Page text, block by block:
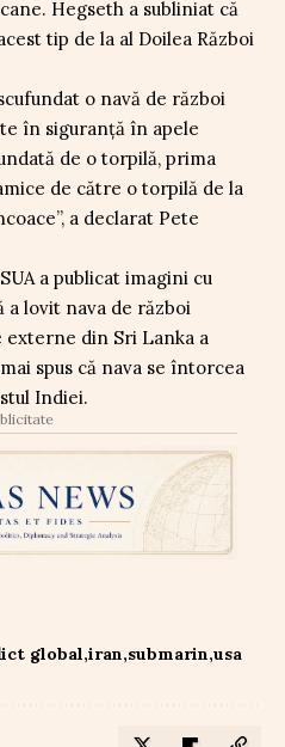
Hegseth a subliniat că
tip de la al Doilea Război
o navă de război
în siguranță în apele
de o torpilă, prima
de către o torpilă de la
a declarat Pete
a publicat imagini cu
lovit nava de război
din Sri Lanka a
spus că nava se întorcea
Indiei.
global iran submarin usa